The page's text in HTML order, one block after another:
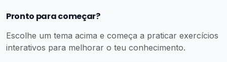
Pronto para começar?
Escolhe um tema acima e começa a praticar exercícios
interativos para melhorar o teu conhecimento.